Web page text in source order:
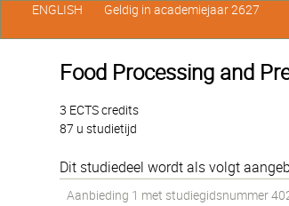
Food Processing and
3 ECTS credits
87 u studietijd
Dit studiedeel wordt als volgt
Aanbieding 1 met studiegidsnummer
ENGLISH Geldig in academiejaar 2627